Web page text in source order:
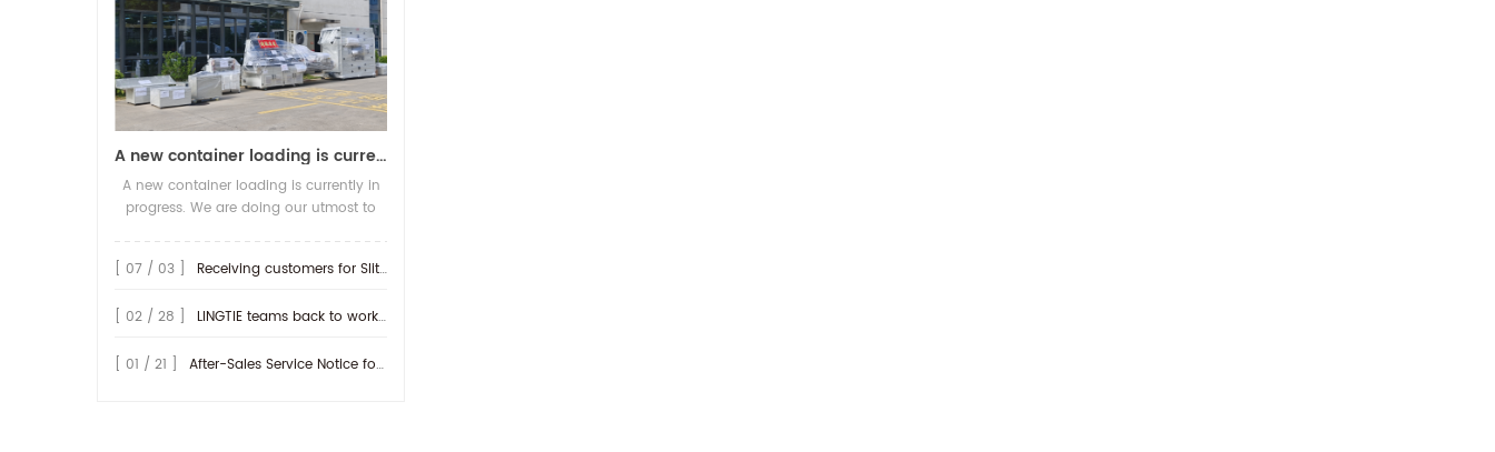
A new container loading is currently in progress.
A new container loading is currently in
progress. We are doing our utmost to
earliest possible time.
[ 07 / 03 ] Receiving customers for Slitting machine with differential Slip Shaft
[ 02 / 28 ] LINGTIE teams back to work at Feb.25th.
[ 01 / 21 ] After-Sales Service Notice for Turkey Region